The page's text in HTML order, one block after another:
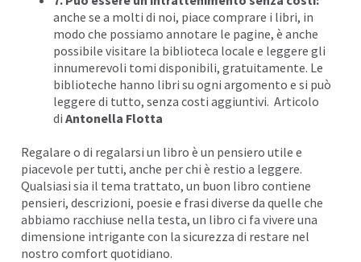
anche se a molti di noi, piace comprare i libri, in
modo che possiamo annotare le pagine, è anche
possibile visitare la biblioteca locale e leggere gli
innumerevoli tomi disponibili, gratuitamente. Le
biblioteche hanno libri su ogni argomento e si può
leggere di tutto, senza costi aggiuntivi. Articolo
di Antonella Flotta
Regalare o di regalarsi un libro è un pensiero utile e
piacevole per tutti, anche per chi è restio a leggere.
Qualsiasi sia il tema trattato, un buon libro contiene
pensieri, descrizioni, poesie e frasi diverse da quelle che
abbiamo racchiuse nella testa, un libro ci fa vivere una
dimensione intrigante con la sicurezza di restare nel
nostro comfort quotidiano.